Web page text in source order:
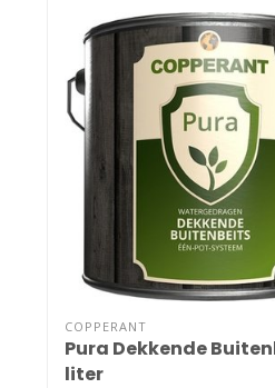
COPPERANT
Pura Dekkende
liter